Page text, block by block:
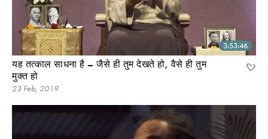
3:53:46
यह तत्काल साधना है – जैसे ही तुम देखते हो, वैसे ही तुम
मुक्त हो
23 Feb, 2019